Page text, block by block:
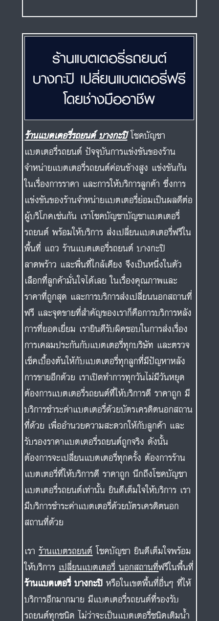
บางกะปิ เปลี่ยนแบตเตอรี่ฟรี
โดยช่างมืออาชีพ
ร้านแบตเตอรี่รถยนต์ บางกะปิ
โชคบัญชา
แบตเตอรี่รถยนต์ ปัจจุบันการแข่งขันของร้าน
จำหน่ายแบตเตอรี่รถยนต์ค่อนข้างสูง แข่งขันกัน
ในเรื่องการราคา และการให้บริการลูกค้า ซึ่งการ
แข่งขันของร้านจำหน่ายแบตเตอรี่ย่อมเป็นผลดีต่อ
ผู้บริโภคเช่นกัน เราโชคบัญชาบัญชาแบตเตอรี่
รถยนต์ พร้อมให้บริการ ส่งเปลี่ยนแบตเตอรี่ฟรีใน
พื้นที่ แถว ร้านแบตเตอรี่รถยนต์ บางกะปิ
ลาดพร้าว และพื่นที่ใกล้เคียง จึงเป็นหนึ่งในตัว
เลือกที่ลูกค้ามั่นใจได้เลย ในเรื่องคุณภาพและ
ราคาที่ถูกสุด และการบริการส่งเปลี่ยนนอกสถานที่
ฟรี และจุดขายที่สำคัญของเราก็คือการบริการหลัง
การที่ยอดเยี่ยม เรายินดีรับผิดชอบในการส่งเรื่อง
การเคลมประกันกับแบตเตอรี่ทุกบริษัท และตรวจ
เช็คเบื้องต้นให้กับแบตเตอรี่ทุกลูกที่มีปัญหาหลัง
การขายอีกด้วย เราเปิดทำการทุกวันไม่มีวันหยุด
ต้องการแบตเตอรี่รถยนต์ที่ให้บริการดี ราคาถูก มี
บริการชำระค่าแบตเตอรี่ด้วยบัตรเครดิตนอกสถาน
ที่ด้วย เพื่ออำนวยความสะดวกให้กับลูกค้า และ
รับรองราคาแบตเตอรี่รถยนต์ถูกจริง ดังนั้น
ต้องการจะเปลี่ยนแบตเตอรี่ทุกครั้ง ต้องการร้าน
แบตเตอรี่ที่ให้บริการดี ราคาถูก นึกถึงโชคบัญชา
แบตเตอรี่รถยนต์เท่านั้น ยินดีเต็มใจให้บริการ เรา
มีบริการชำระค่าแบตเตอรี่ด้วยบัตรเครดิตนอก
สถานที่ด้วย
เราร้านแบตรถยนต์โชคบัญชา ยินดีเต็มใจพร้อม
ให้บริการเปลี่ยนแบตเตอรี่ นอกสถานที่ฟรีในพื้นที่
ร้านแบตเตอรี่ บางกะปิ
รถยนต์ทุกชนิด ไม่ว่าจะเป็นแบตเตอรี่ชนิดเติมน้ำ
กลั่น, แบตเตอรี่ชนิดกึ่งแห้ง, แบตเตอรี่ชนิดแห้ง
ซึ่งเราได้คัดสรรแบตเตอรี่ที่มีคุณภาพ ระดับชั้นนำ
เป็นที่ยอมรับจากหน่วยงานหรือผู้ใช้รถยนต์ทั่วไป
แบตเตอรี่รถยนต์ทุกยี่ห้อชั้นนำได้มารวมกันไว้ที่